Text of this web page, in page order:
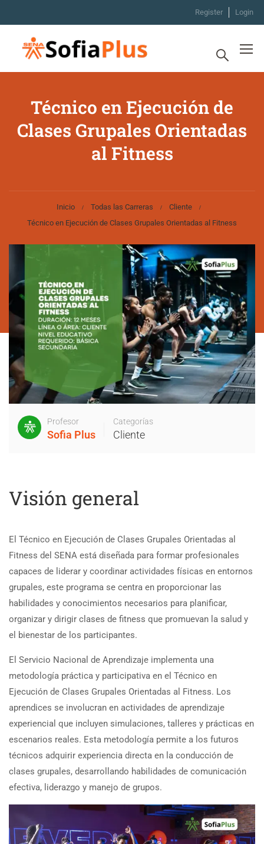
Register Login
Técnico en Ejecución de
Clases Grupales Orientadas
al Fitness
Inicio Todas las Carreras
Cliente
Técnico en Ejecución de Clases Grupales Orientadas al Fitness
Profesor
Sofia Plus
Categorías
Cliente
Visión general
El Técnico en Ejecución de Clases Grupales Orientadas al
Fitness del SENA está diseñada para formar profesionales
capaces de liderar y coordinar actividades físicas en entornos
grupales, este programa se centra en proporcionar las
habilidades y conocimientos necesarios para planificar,
organizar y dirigir clases de fitness que promuevan la salud y
el bienestar de los participantes.
El Servicio Nacional de Aprendizaje implementa una
metodología práctica y participativa en el Técnico en
Ejecución de Clases Grupales Orientadas al Fitness. Los
aprendices se involucran en actividades de aprendizaje
experiencial que incluyen simulaciones, talleres y prácticas en
escenarios reales. Esta metodología permite a los futuros
técnicos adquirir experiencia directa en la conducción de
clases grupales, desarrollando habilidades de comunicación
efectiva, liderazgo y manejo de grupos.